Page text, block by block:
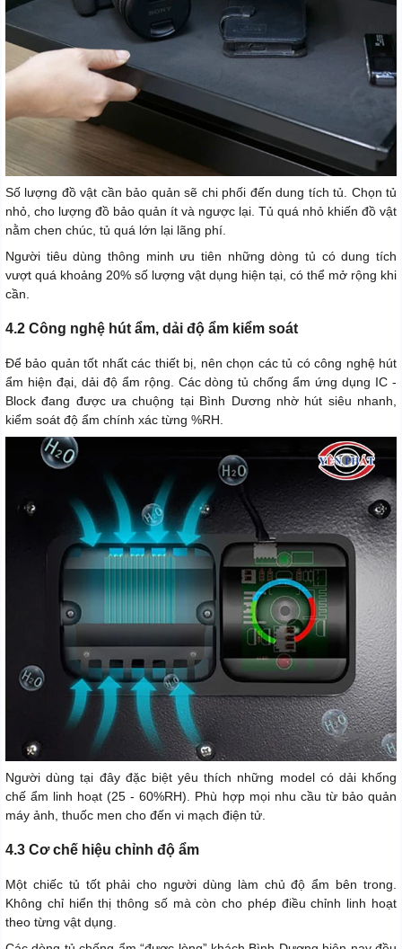
Số lượng đồ vật cần bảo quản sẽ chi phối đến dung tích tủ. Chọn tủ
nhỏ, cho lượng đồ bảo quản ít và ngược lại. Tủ quá nhỏ khiến đồ vật
nằm chen chúc, tủ quá lớn lại lãng phí.
Người tiêu dùng thông minh ưu tiên những dòng tủ có dung tích
vượt quá khoảng 20% số lượng vật dụng hiện tại, có thể mở rộng khi
cần.
4.2 Công nghệ hút ẩm, dải độ ẩm kiểm soát
Để bảo quản tốt nhất các thiết bị, nên chọn các tủ có công nghệ hút
ẩm hiện đại, dải độ ẩm rộng. Các dòng tủ chống ẩm ứng dụng IC -
Block đang được ưa chuộng tại Bình Dương nhờ hút siêu nhanh,
kiểm soát độ ẩm chính xác từng %RH.
Người dùng tại đây đặc biệt yêu thích những model có dải khống
chế ẩm linh hoạt (25 - 60%RH). Phù hợp mọi nhu cầu từ bảo quản
máy ảnh, thuốc men cho đến vi mạch điện tử.
4.3 Cơ chế hiệu chỉnh độ ẩm
Một chiếc tủ tốt phải cho người dùng làm chủ độ ẩm bên trong.
Không chỉ hiển thị thông số mà còn cho phép điều chỉnh linh hoạt
theo từng vật dụng.